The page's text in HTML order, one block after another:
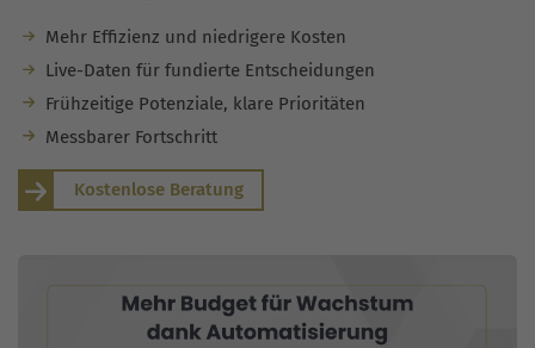
Mehr Effizienz und niedrigere Kosten
Live-Daten für fundierte Entscheidungen
Frühzeitige Potenziale, klare Prioritäten
Messbarer Fortschritt
Kostenlose Beratung